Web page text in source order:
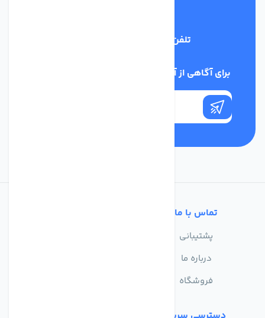
تلفن پشتیبانی
برای آگاهی از آخرین اخبار در خبرنامه ما عضو شوید
تماس با ما
پشتیبانی
درباره ما
فروشگاه